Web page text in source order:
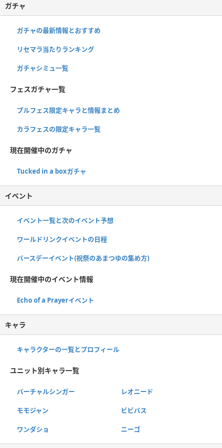
ガチャ
ガチャの最新情報とおすすめ
リセマラ当たりランキング
ガチャシミュ一覧
フェスガチャ一覧
ブルフェス限定キャラと情報まとめ
カラフェスの限定キャラ一覧
現在開催中のガチャ
Tucked in a boxガチャ
イベント
イベント一覧と次のイベント予想
ワールドリンクイベントの日程
バースデーイベント(祝祭のあまつゆの集め方)
現在開催中のイベント情報
Echo of a Prayerイベント
キャラ
キャラクターの一覧とプロフィール
ユニット別キャラ一覧
バーチャルシンガー レオニード
モモジャン ビビバス
ワンダショ ニーゴ